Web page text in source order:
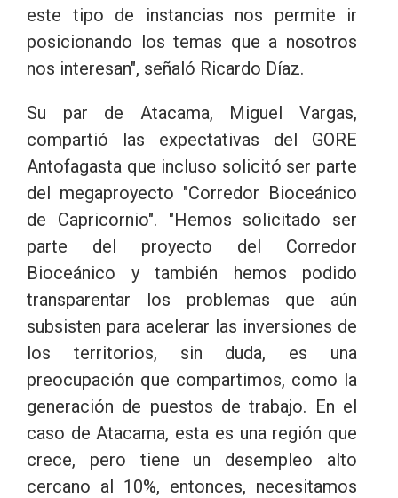
este tipo de instancias nos permite ir
posicionando los temas que a nosotros
nos interesan", señaló Ricardo Díaz.
Su par de Atacama, Miguel Vargas,
compartió las expectativas del GORE
Antofagasta que incluso solicitó ser parte
del megaproyecto "Corredor Bioceánico
de Capricornio". "Hemos solicitado ser
parte del proyecto del Corredor
Bioceánico y también hemos podido
transparentar los problemas que aún
subsisten para acelerar las inversiones de
los territorios, sin duda, es una
preocupación que compartimos, como la
generación de puestos de trabajo. En el
caso de Atacama, esta es una región que
crece, pero tiene un desempleo alto
cercano al 10%, entonces, necesitamos